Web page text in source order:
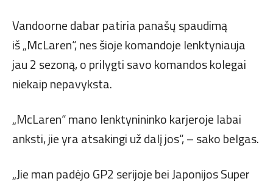
Vandoorne dabar patiria panašų spaudimą
iš „McLaren“, nes šioje komandoje lenktyniauja
jau 2 sezoną, o prilygti savo komandos kolegai
niekaip nepavyksta.
„McLaren“ mano lenktynininko karjeroje labai
anksti, jie yra atsakingi už dalį jos“, – sako belgas.
„Jie man padėjo GP2 serijoje bei Japonijos Super